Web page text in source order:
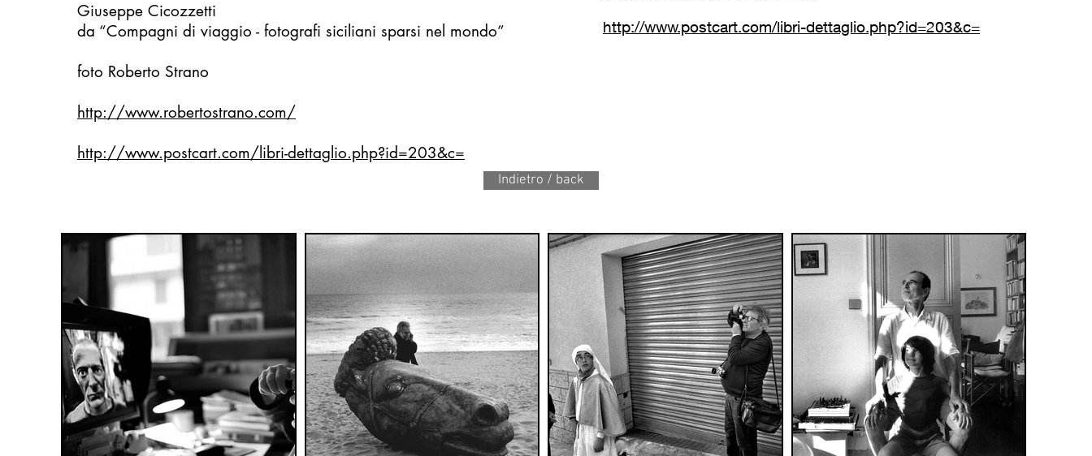
Giuseppe Cicozzetti
da “Compagni di viaggio - fotografi siciliani sparsi nel mondo”
foto Roberto Strano
http://www.robertostrano.com/
http://www.postcart.com/libri-dettaglio.php?id=203&c=
http://www.postcart.com/libri-dettaglio.php?id=203&c=
Indietro / back